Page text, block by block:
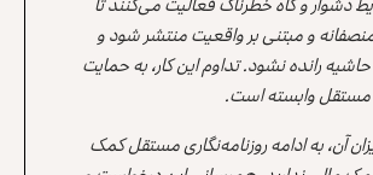
و مبتنی بر واقعیت منتشر شود و
رانده نشود. تداوم این کار، به حمایت
مستقل وابسته است.
آن، به ادامه روزنامه‌نگاری مستقل کمک